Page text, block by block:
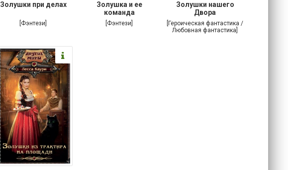
Золушки при делах
[Фэнтези]
Золушка и ее
команда
[Фэнтези]
Золушки нашего
Двора
[Героическая фантастика /
Любовная фантастика]